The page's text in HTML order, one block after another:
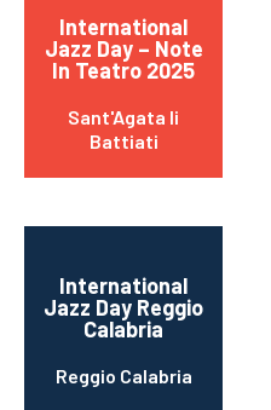
International
Jazz Day – Note
In Teatro 2025
Sant'Agata li
Battiati
International
Jazz Day Reggio
Calabria
Reggio Calabria